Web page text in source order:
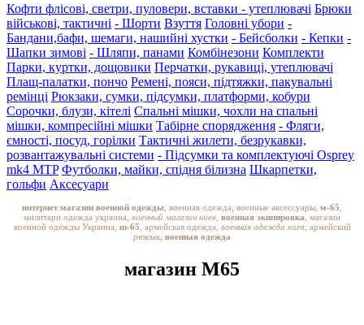
Кофти флісові, светри, пуловери, вставки - утеплювачі Брюки
військові, тактичні - Шорти Взуття Головні убори -
Бандани,бафи, шемаги, нашийні хустки - Бейсболки - Кепки -
Шапки зимові - Шляпи, панами Комбінезони Комплекти
Парки, куртки, дощовики Перчатки, рукавиці, утеплювачі
Плащ-палатки, пончо Ремені, пояси, підтяжки, пакувальні
ремінці Рюкзаки, сумки, підсумки, платформи, кобури
Сорочки, блузи, кітелі Спальні мішки, чохли на спальні
мішки, компресійні мішки Табірне спорядження - Фляги,
ємності, посуд, горілки Тактичні жилети, безрукавки,
розвантажувальні системи - Підсумки та комплектуючі Osprey
mk4 MTP Футболки, майки, спідня білизна Шкарпетки,
гольфи Аксесуари
интернет магазин военной одежды , военная одежда, военные аксессуары, м-65
милитари одежда украина, военный магазин киев, военная экипировка , магазин
военной одежды Украина, m-65 , армейская одежда, военная одежда киев, армейский
рюкзак, военная одежда
магазин M65